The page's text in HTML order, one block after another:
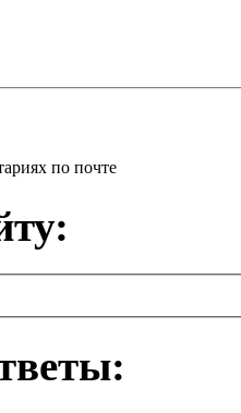
по почте